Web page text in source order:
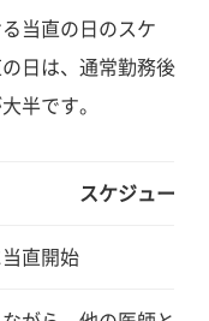
当直の日のスケ
日は、通常勤務後
半です。
スケジュール
直開始